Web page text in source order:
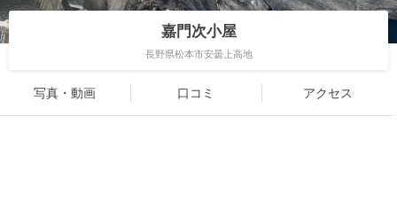
嘉門次小屋
長野県松本市安曇上高地
写真・動画 口コミ アクセス